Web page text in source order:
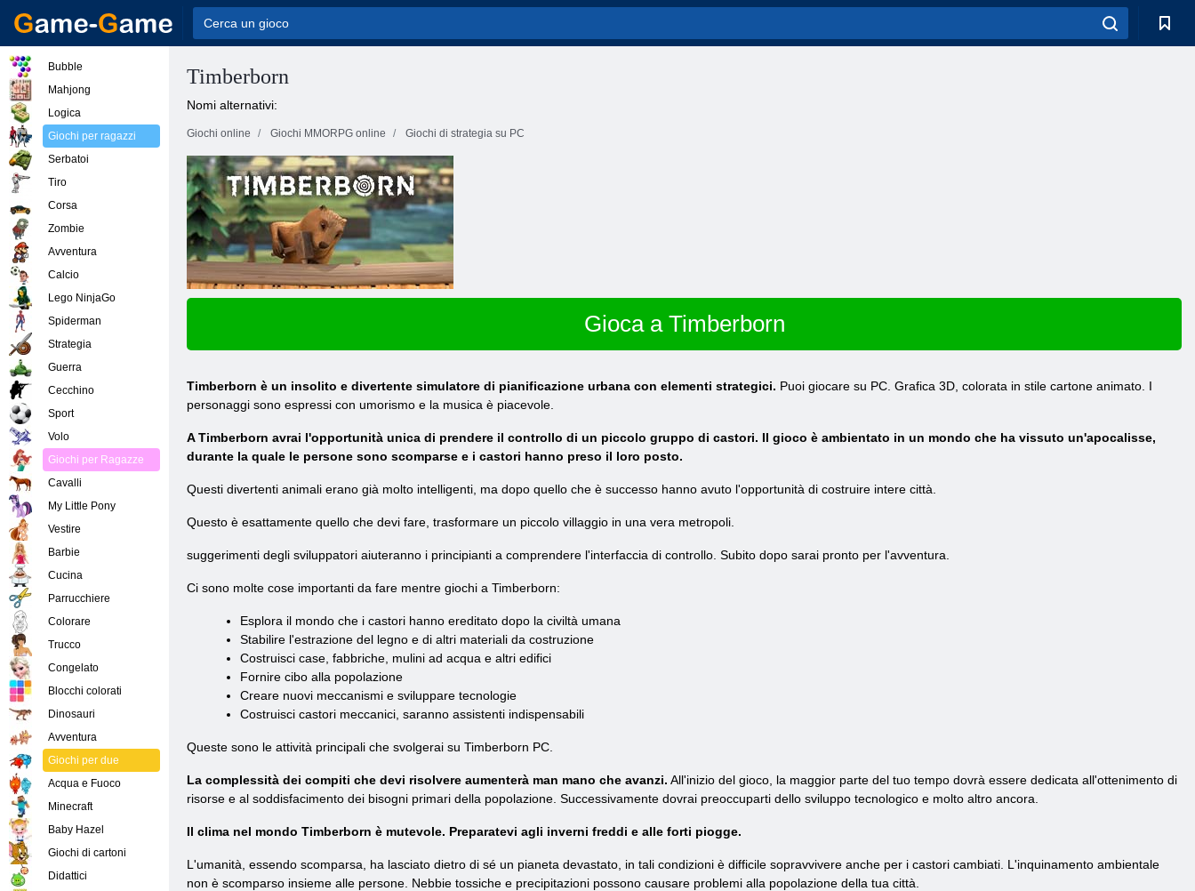
Timberborn
Nomi alternativi:
Giochi online Giochi MMORPG online Giochi di strategia su PC
Gioca a Timberborn
Timberborn è un insolito e divertente simulatore di pianificazione urbana con elementi strategici. Puoi giocare su PC. Grafica 3D, colorata in stile cartone animato. I
personaggi sono espressi con umorismo e la musica è piacevole.
A Timberborn avrai l'opportunità unica di prendere il controllo di un piccolo gruppo di castori. Il gioco è ambientato in un mondo che ha vissuto un'apocalisse,
durante la quale le persone sono scomparse e i castori hanno preso il loro posto.
Questi divertenti animali erano già molto intelligenti, ma dopo quello che è successo hanno avuto l'opportunità di costruire intere città.
Questo è esattamente quello che devi fare, trasformare un piccolo villaggio in una vera metropoli.
suggerimenti degli sviluppatori aiuteranno i principianti a comprendere l'interfaccia di controllo. Subito dopo sarai pronto per l'avventura.
Ci sono molte cose importanti da fare mentre giochi a Timberborn:
Esplora il mondo che i castori hanno ereditato dopo la civiltà umana
Stabilire l'estrazione del legno e di altri materiali da costruzione
Costruisci case, fabbriche, mulini ad acqua e altri edifici
Fornire cibo alla popolazione
Creare nuovi meccanismi e sviluppare tecnologie
Costruisci castori meccanici, saranno assistenti indispensabili
Queste sono le attività principali che svolgerai su Timberborn PC.
La complessità dei compiti che devi risolvere aumenterà man mano che avanzi. All'inizio del gioco, la maggior parte del tuo tempo dovrà essere dedicata all'ottenimento di
risorse e al soddisfacimento dei bisogni primari della popolazione. Successivamente dovrai preoccuparti dello sviluppo tecnologico e molto altro ancora.
Il clima nel mondo Timberborn è mutevole. Preparatevi agli inverni freddi e alle forti piogge.
L'umanità, essendo scomparsa, ha lasciato dietro di sé un pianeta devastato, in tali condizioni è difficile sopravvivere anche per i castori cambiati. L'inquinamento ambientale
non è scomparso insieme alle persone. Nebbie tossiche e precipitazioni possono causare problemi alla popolazione della tua città.
Bubble
Mahjong
Logica
Giochi per ragazzi
Serbatoi
Tiro
Corsa
Zombie
Avventura
Calcio
Lego NinjaGo
Spiderman
Strategia
Guerra
Cecchino
Sport
Volo
Giochi per Ragazze
Cavalli
My Little Pony
Vestire
Barbie
Cucina
Parrucchiere
Colorare
Trucco
Congelato
Blocchi colorati
Dinosauri
Avventura
Giochi per due
Acqua e Fuoco
Minecraft
Baby Hazel
Giochi di cartoni
Didattici